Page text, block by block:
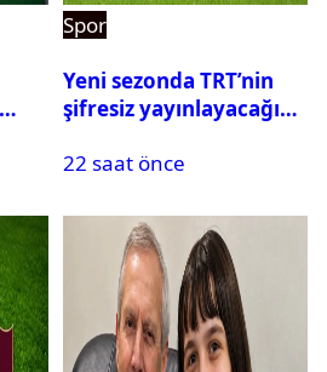
Spor
Yeni sezonda TRT’nin
şifresiz yayınlayacağı
22 saat önce